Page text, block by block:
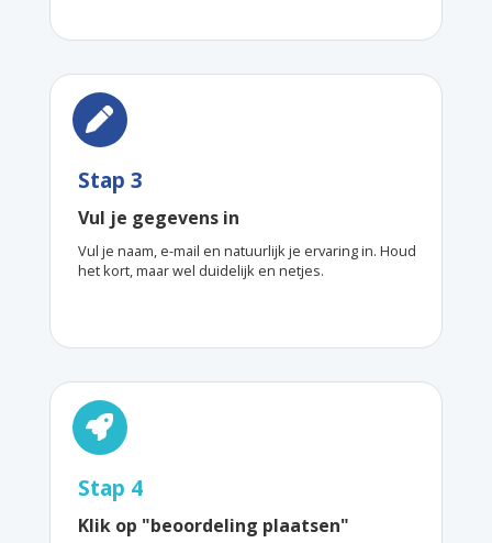
Stap 3
Vul je gegevens in
Vul je naam, e-mail en natuurlijk je ervaring in. Houd
het kort, maar wel duidelijk en netjes.
Stap 4
Klik op "beoordeling plaatsen"